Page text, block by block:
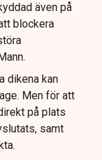
även på
blockera
dikena kan
Men för att
på plats
samt